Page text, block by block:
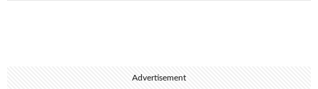
Advertisement